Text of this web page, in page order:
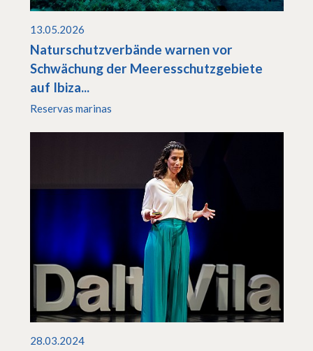
13.05.2026
Naturschutzverbände warnen vor
Schwächung der Meeresschutzgebiete
auf Ibiza...
Reservas marinas
28.03.2024